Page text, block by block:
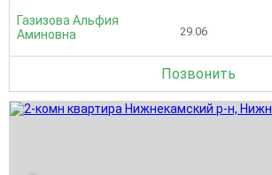
Газизова Альфия
Аминовна
29.06
Позвонить